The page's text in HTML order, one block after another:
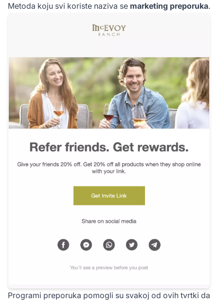
Metoda koju svi koriste naziva se marketing preporuka.
Programi preporuka pomogli su svakoj od ovih tvrtki da